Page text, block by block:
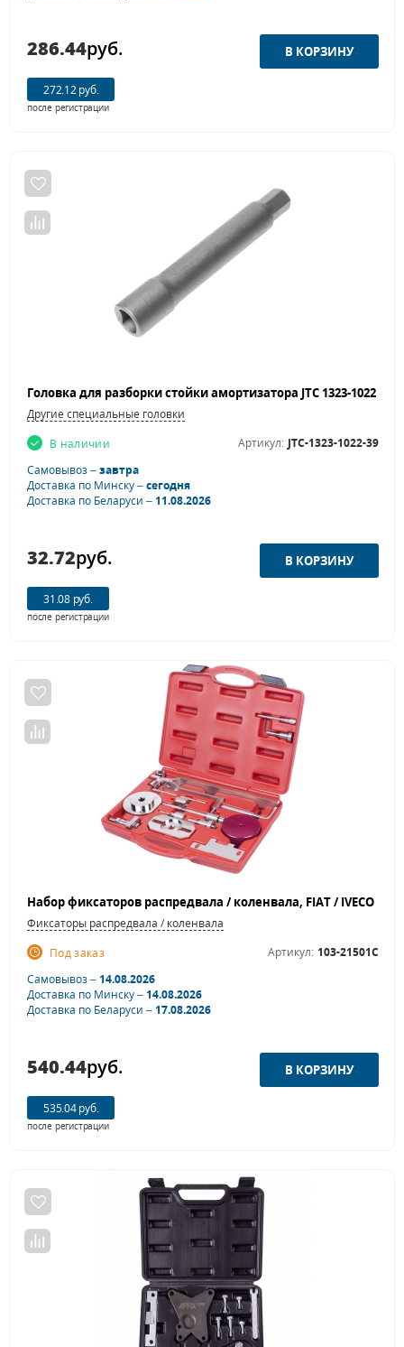
286.44руб.
272.12 руб.
после регистрации
Другие специальные головки
В наличии
Артикул: JTC-1323-1022-39
Самовывоз –завтра
Доставка по Минску –сегодня
Доставка по Беларуси –11.08.2026
32.72руб.
31.08 руб.
после регистрации
Фиксаторы распредвала / коленвала
Под заказ
Артикул: 103-21501C
Самовывоз –14.08.2026
Доставка по Минску –14.08.2026
Доставка по Беларуси –17.08.2026
540.44руб.
535.04 руб.
после регистрации